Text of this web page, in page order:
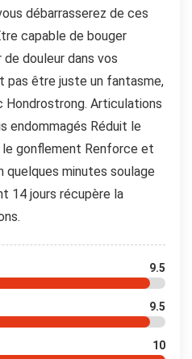
débarrasserez de ces
capable de bouger
douleur dans vos
pas être juste un fantasme,
Articulations
endommagés Réduit le
gonflement Renforce et
quelques minutes soulage
14 jours récupère la
9.5
9.5
10